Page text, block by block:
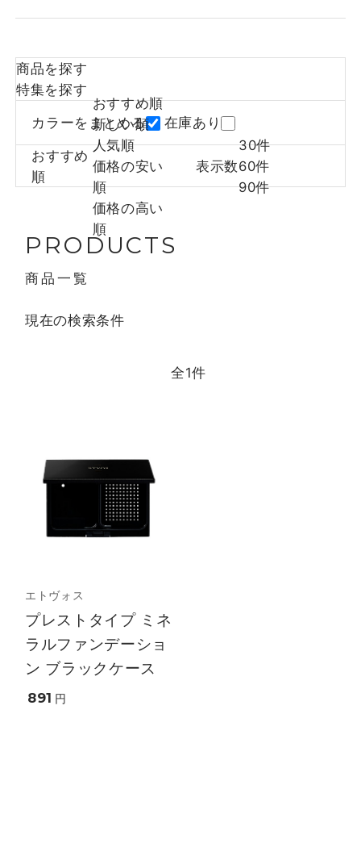
商品を探す
特集を探す
カラーをまとめる 在庫あり
おすすめ
順
おすすめ順
新しい順
人気順
価格の安い
順
価格の高い
順
表示数
30件
60件
90件
PRODUCTS
商品一覧
現在の検索条件
全1件
エトヴォス
プレストタイプ ミネ
ラルファンデーショ
ン ブラックケース
891 円